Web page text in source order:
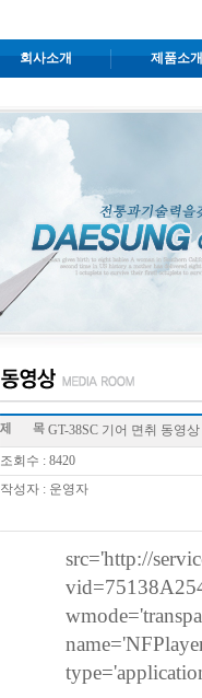
회사소개 제품소개
GT-38SC 기어 면취 동영상
조회수 : 8420
작성자 : 운영자
src='http://